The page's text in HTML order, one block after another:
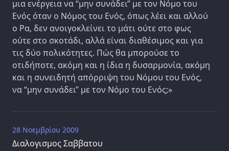
μια ενέργεια να “μην συνάδει” με τον Νόμο του
Ενός όταν ο Νόμος του Ενός, όπως λέει και αλλού
ο Ρα, δεν ανοιγοκλείνει το μάτι ούτε στο φως
ούτε στο σκοτάδι, αλλά είναι διαθέσιμος και για
τις δύο πολικότητες. Πώς θα μπορούσε το
οτιδήποτε, ακόμη και η ίδια η δυσαρμονία, ακόμη
και η συνειδητή απόρριψη του Νόμου του Ενός,
να “μην συνάδει” με τον Νόμο του Ενός;»
28 Νοεμβρίου 2009
Διαλογισμος Σαββατου